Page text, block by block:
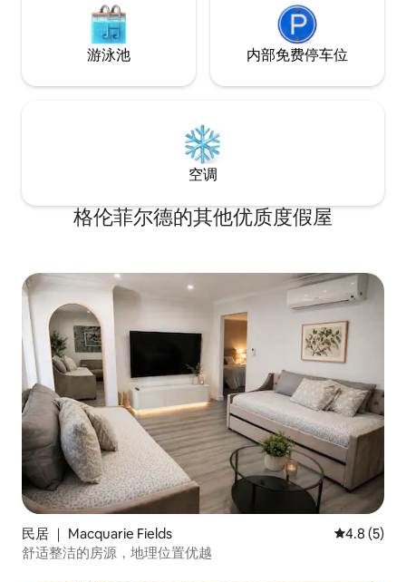
游泳池 内部免费停车位
空调
格伦菲尔德的其他优质度假屋
民居 ｜ Macquarie Fields 平均评分
4.8 (5)
舒适整洁的房源，地理位置优越